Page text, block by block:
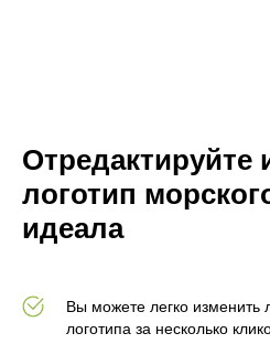
Отредактируйте
логотип
идеала
Вы можете легко изменить
логотипа за несколько